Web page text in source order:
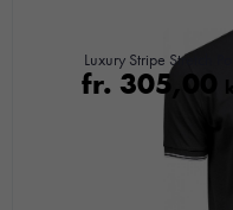
Luxury Stripe Stretch
fr. 305,00